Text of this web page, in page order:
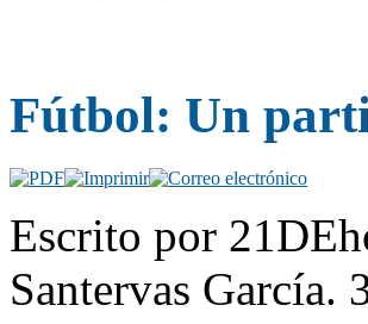
Fútbol: Un
Escrito por
Santervas García.